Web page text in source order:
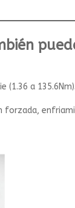
(1.36 a 135.6Nm).